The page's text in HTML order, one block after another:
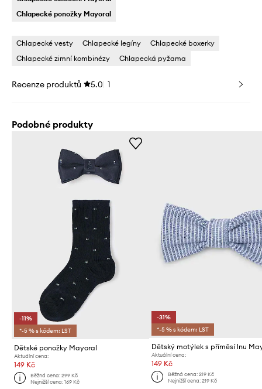
Chlapecké ponožky Mayoral
Chlapecké vesty Chlapecké legíny
Chlapecké boxerky
Chlapecké zimní kombinézy
Chlapecká pyžama
Recenze produktů 5.0 1
Podobné produkty
-11%
*-5 % s kódem: LST
Dětské ponožky Mayoral
Aktuální cena:
149 Kč
Běžná cena:299 Kč
Nejnižší cena:169 Kč
-31%
*-5 % s kódem: LST
Dětský motýlek s příměsí lnu
Aktuální cena:
149 Kč
Běžná cena: 219 Kč
Nejnižší cena: 219 Kč